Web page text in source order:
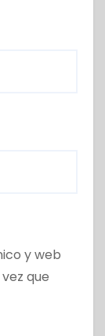
y web
que